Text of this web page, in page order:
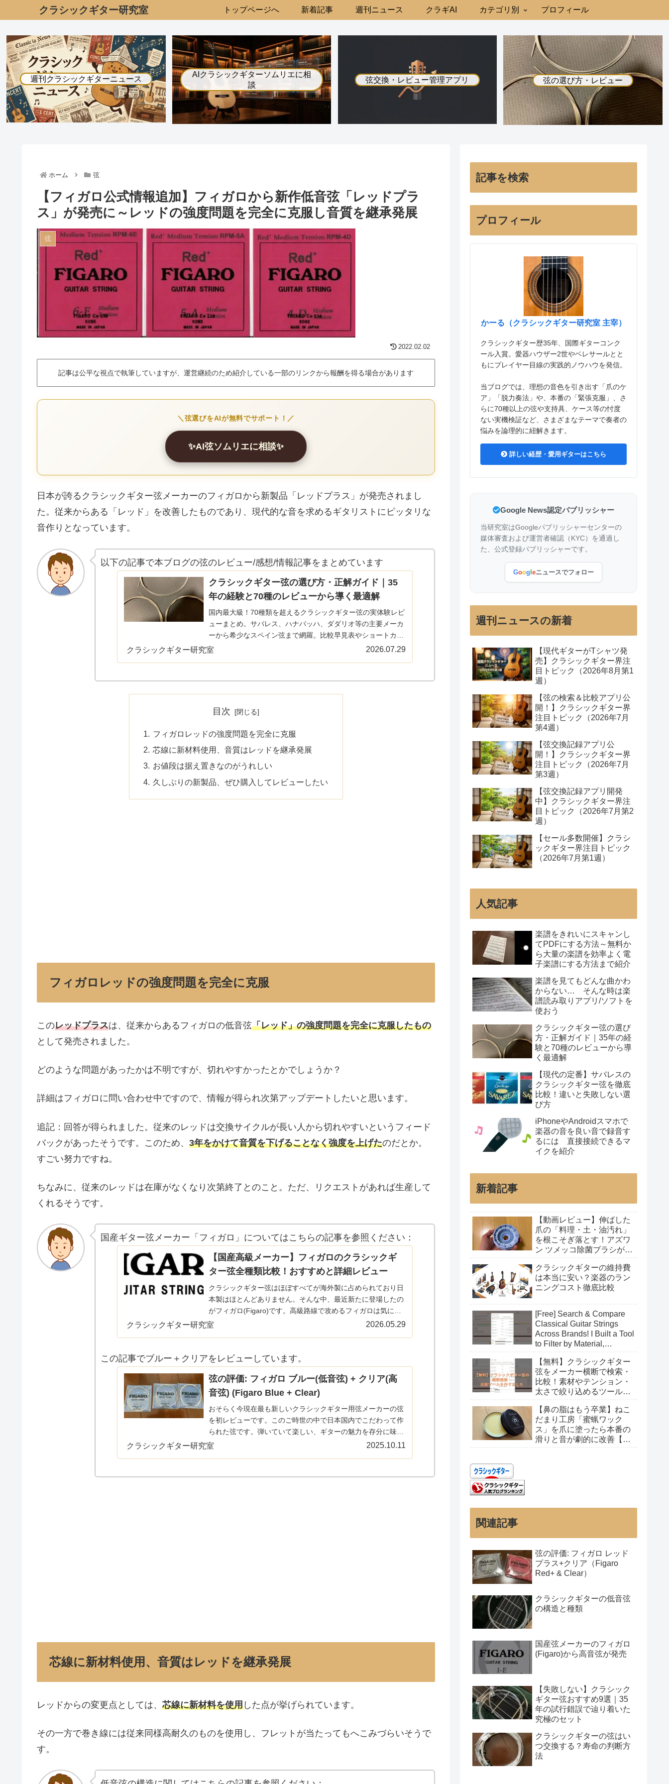
クラシックギター研究室 トップページへ 新着記事 週刊ニュース クラギAI カテゴリ別 プロフィール
週刊クラシックギターニュース
AIクラシックギターソムリエに相
談
弦交換・レビュー管理アプリ 弦の選び方・レビュー
ホーム 弦
【フィガロ公式情報追加】フィガロから新作低音弦「レッドプラ
ス」が発売に～レッドの強度問題を完全に克服し音質を継承発展
弦
2022.02.02
記事は公平な視点で執筆していますが、運営継続のため紹介している一部のリンクから報酬を得る場合があります
＼弦選びをAIが無料でサポート！／
✨AI弦ソムリエに相談✨
日本が誇るクラシックギター弦メーカーのフィガロから新製品「レッドプラス」が発売されまし
た。従来からある「レッド」を改善したものであり、現代的な音を求めるギタリストにピッタリな
音作りとなっています。
以下の記事で本ブログの弦のレビュー/感想/情報記事をまとめています
クラシックギター弦の選び方・正解ガイド｜35
年の経験と70種のレビューから導く最適解
国内最大級！70種類を超えるクラシックギター弦の実体験レビ
ューまとめ。サバレス、ハナバッハ、ダダリオ等の主要メーカ
ーから希少なスペイン弦まで網羅。比較早見表やショートカッ
トリンクで、気になる弦の評価へすぐ辿り着けます。弦選びに
クラシックギター研究室 2026.07.29
目次
フィガロレッドの強度問題を完全に克服
芯線に新材料使用、音質はレッドを継承発展
お値段は据え置きなのがうれしい
久しぶりの新製品、ぜひ購入してレビューしたい
フィガロレッドの強度問題を完全に克服
このレッドプラスは、従来からあるフィガロの低音弦「レッド」の強度問題を完全に克服したもの
として発売されました。
どのような問題があったかは不明ですが、切れやすかったとかでしょうか？
詳細はフィガロに問い合わせ中ですので、情報が得られ次第アップデートしたいと思います。
追記：回答が得られました。従来のレッドは交換サイクルが長い人から切れやすいというフィード
バックがあったそうです。このため、 3年をかけて音質を下げることなく強度を上げたのだとか。
すごい努力ですね。
ちなみに、従来のレッドは在庫がなくなり次第終了とのこと。ただ、リクエストがあれば生産して
くれるそうです。
国産ギター弦メーカー「フィガロ」についてはこちらの記事を参照ください：
【国産高級メーカー】フィガロのクラシックギ
ター弦全種類比較！おすすめと詳細レビュー
クラシックギター弦はほぼすべてが海外製に占められており日
本製はほとんどありません。そんな中、最近新たに登場したの
がフィガロ(Figaro)です。高級路線で攻めるフィガロは気にな
っていましたがこのたび入手したので、まずはフィガロについ
クラシックギター研究室 2026.05.29
この記事でブルー＋クリアをレビューしています。
弦の評価: フィガロ ブルー(低音弦) + クリア(高
音弦) (Figaro Blue + Clear)
おそらく今現在最も新しいクラシックギター用弦メーカーの弦
を初レビューです。このご時世の中で日本国内でこだわって作
られた弦です。弾いていて楽しい、ギターの魅力を存分に味わ
える弦でした。以下の記事で本ブログの弦の評価/レビュー/感
クラシックギター研究室 2025.10.11
芯線に新材料使用、音質はレッドを継承発展
レッドからの変更点としては、 芯線に新材料を使用 した点が挙げられています。
その一方で巻き線には従来同様高耐久のものを使用し、フレットが当たってもへこみづらいそうで
す。
記事を検索
プロフィール
かーる（クラシックギター研究室 主宰）
クラシックギター歴35年、国際ギターコンク
ール入賞。愛器ハウザー2世やベレサールとと
もにプレイヤー目線の実践的ノウハウを発信。
当ブログでは、理想の音色を引き出す「爪のケ
ア」「脱力奏法」や、本番の「緊張克服」、さ
らに70種以上の弦や支持具、ケース等の忖度
ない実機検証など、さまざまなテーマで奏者の
悩みを論理的に紐解きます。
詳しい経歴・愛用ギターはこちら
Google News認定パブリッシャー
当研究室はGoogleパブリッシャーセンターの
媒体審査および運営者確認（KYC）を通過し
た、公式登録パブリッシャーです。
Goog eニュースでフォロー
週刊ニュースの新着
【現代ギターがTシャツ発
売】クラシックギター界注
目トピック（2026年8月第1
週）
【弦の検索＆比較アプリ公
開！】クラシックギター界
注目トピック（2026年7月
第4週）
【弦交換記録アプリ公
開！】クラシックギター界
注目トピック（2026年7月
第3週）
【弦交換記録アプリ開発
中】クラシックギター界注
目トピック（2026年7月第2
週）
【セール多数開催】クラシ
ックギター界注目トピック
（2026年7月第1週）
人気記事
楽譜をきれいにスキャンし
てPDFにする方法～無料か
ら大量の楽譜を効率よく電
子楽譜にする方法まで紹介
楽譜を見てもどんな曲かわ
からない… そんな時は楽
譜読み取りアプリ/ソフトを
使おう
クラシックギター弦の選び
方・正解ガイド｜35年の経
験と70種のレビューから導
く最適解
【現代の定番】サバレスの
クラシックギター弦を徹底
比較！違いと失敗しない選
び方
iPhoneやAndroidスマホで
楽器の音を良い音で録音す
るには 直接接続できるマ
イクを紹介
新着記事
【動画レビュー】伸ばした
爪の「料理・土・油汚れ」
を根こそぎ落とす！アズワ
ン ツメッコ除菌ブラシが凄
クラシックギターの維持費
は本当に安い？楽器のラン
ニングコスト徹底比較
[Free] Search & Compare
Classical Guitar Strings
Across Brands! I Built a Tool
to Filter by Material,
【無料】クラシックギター
弦をメーカー横断で検索・
比較！素材やテンション・
太さで絞り込めるツールを
【鼻の脂はもう卒業】ねこ
だまり工房「蜜蝋ワック
ス」を爪に塗ったら本番の
滑りと音が劇的に改善【レ
関連記事
弦の評価: フィガロ レッド
プラス+クリア（Figaro
Red+ & Clear）
クラシックギターの低音弦
の構造と種類
国産弦メーカーのフィガロ
(Figaro)から高音弦が発売
【失敗しない】クラシック
ギター弦おすすめ9選｜35
年の試行錯誤で辿り着いた
究極のセット
クラシックギターの弦はい
つ交換する？寿命の判断方
法